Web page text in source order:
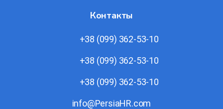
Контакты
+38 (099) 362-53-10
+38 (099) 362-53-10
+38 (099) 362-53-10
info@PersiaHR.com